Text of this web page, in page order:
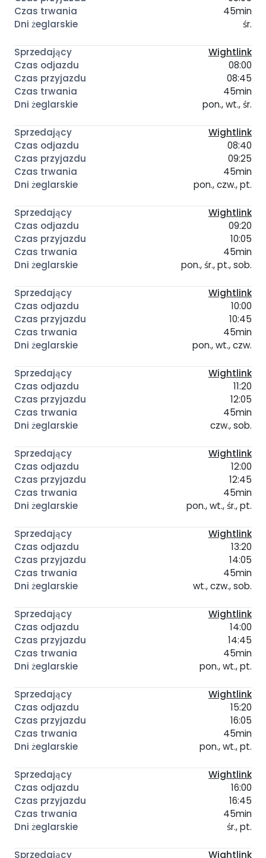
45min
śr.
Wightlink
08:00
08:45
45min
pon., wt., śr.
Wightlink
08:40
09:25
45min
pon., czw., pt.
Wightlink
09:20
10:05
45min
pon., śr., pt., sob.
Wightlink
10:00
10:45
45min
pon., wt., czw.
Wightlink
11:20
12:05
45min
czw., sob.
Wightlink
12:00
12:45
45min
pon., wt., śr., pt.
Wightlink
13:20
14:05
45min
wt., czw., sob.
Wightlink
14:00
14:45
45min
pon., wt., pt.
Wightlink
15:20
16:05
45min
pon., wt., pt.
Wightlink
16:00
16:45
45min
śr., pt.
Wightlink